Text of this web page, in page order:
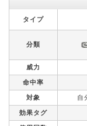
タイプ
分類
威力
命中率
対象 自
効果タグ